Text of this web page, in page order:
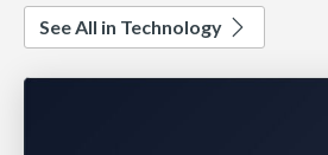
See All in Technology